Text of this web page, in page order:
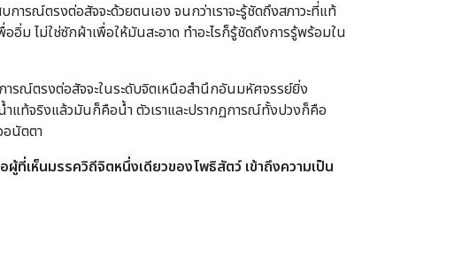
ารณ์ตรงต่อสัจจะด้วยตนเอง จนกว่าเราจะรู้ชัดถึงสภาวะที่แท้
อิ่ม ไม่ใช่ซักผ้าเพื่อให้มันสะอาด ทำอะไรก็รู้ชัดถึงการรู้พร้อมใน
รณ์ตรงต่อสัจจะในระดับจิตเหนือสำนึกอันมหัศจรรย์ยิ่ง
แท้จริงแล้วมันก็คือน้ำ ตัวเราและปรากฏการณ์ทั้งปวงก็คือ
นัตตา
ที่เห็นมรรควิถีจิตหนึ่งเดียวของโพธิสัตว์ เข้าถึงความเป็น